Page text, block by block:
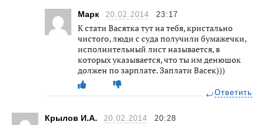
Марк 20.02.2014 23:17
К стати Васятка тут на тебя, кристально
чистого, люди с суда получили бумажечки,
исполнительный лист называется, в
которых указывается, что ты им денюшок
должен по зарплате. Заплати Васек)))
Ответить
Крылов И.А. 20.02.2014 20:28